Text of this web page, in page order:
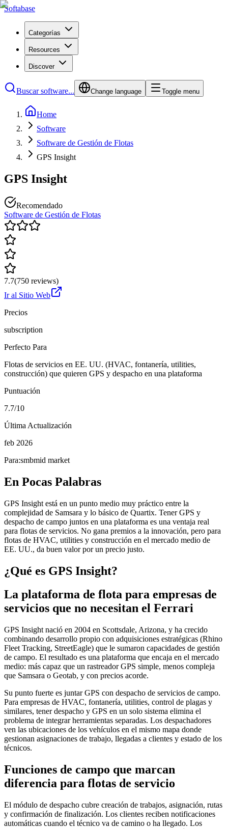
Softabase
Categorías
Resources
Discover
Buscar software... Change language Toggle menu
Home
Software
Software de Gestión de Flotas
GPS Insight
GPS Insight
Recomendado
Software de Gestión de Flotas
7.7(750 reviews)
Ir al Sitio Web
Precios
subscription
Perfecto Para
Flotas de servicios en EE. UU. (HVAC, fontanería, utilities,
construcción) que quieren GPS y despacho en una plataforma
Puntuación
7.7/10
Última Actualización
feb 2026
Para:smbmid market
En Pocas Palabras
GPS Insight está en un punto medio muy práctico entre la
complejidad de Samsara y lo básico de Quartix. Tener GPS y
despacho de campo juntos en una plataforma es una ventaja real
para flotas de servicios. No gana premios a la innovación, pero para
flotas de HVAC, utilities y construcción en el mercado medio de
EE. UU., da buen valor por un precio justo.
¿Qué es GPS Insight?
La plataforma de flota para empresas de
servicios que no necesitan el Ferrari
GPS Insight nació en 2004 en Scottsdale, Arizona, y ha crecido
combinando desarrollo propio con adquisiciones estratégicas (Rhino
Fleet Tracking, StreetEagle) que le sumaron capacidades de gestión
de campo. El resultado es una plataforma que encaja en el mercado
medio: más capaz que un rastreador GPS simple, menos compleja
que Samsara o Geotab, y con precios acorde.
Su punto fuerte es juntar GPS con despacho de servicios de campo.
Para empresas de HVAC, fontanería, utilities, control de plagas y
similares, tener despacho y GPS en un solo sistema elimina el
problema de integrar herramientas separadas. Los despachadores
ven las ubicaciones de los vehículos en el mismo mapa donde
gestionan asignaciones de trabajo, llegadas a clientes y estado de los
técnicos.
Funciones de campo que marcan
diferencia para flotas de servicio
El módulo de despacho cubre creación de trabajos, asignación, rutas
y confirmación de finalización. Los clientes reciben notificaciones
automáticas cuando el técnico va de camino o ha llegado. Los